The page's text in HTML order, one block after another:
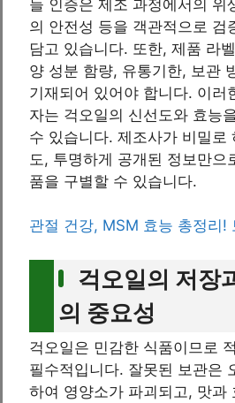
들 인증은 제조 과정에서의 위
의 안전성 등을 객관적으로 검
담고 있습니다. 또한, 제품 라
양 성분 함량, 유통기한, 보관
기재되어 있어야 합니다. 이러
자는 걱오일의 신선도와 효능
수 있습니다. 제조사가 비밀로
도, 투명하게 공개된 정보만으
품을 구별할 수 있습니다.
관절 건강, MSM 효능 총정리!
걱오일의 저장
의 중요성
걱오일은 민감한 식품이므로
필수적입니다. 잘못된 보관은
하여 영양소가 파괴되고, 맛과